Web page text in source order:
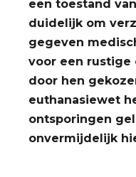
een toestand
duidelijk om
gegeven
voor een rustige
door hen
euthanasiewet
ontsporingen
onvermijdelijk